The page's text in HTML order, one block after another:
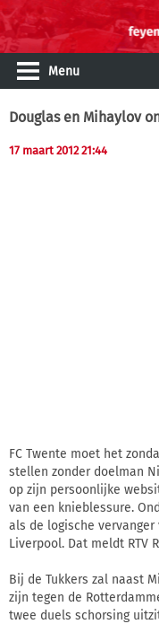
Menu
Douglas en Mihaylov
17 maart 2012 21:44
FC Twente moet het
stellen zonder doelman
op zijn persoonlijke
van een knieblessure.
als de logische
Liverpool. Dat meldt RTV
Bij de Tukkers zal naast
zijn tegen de
twee duels schorsing